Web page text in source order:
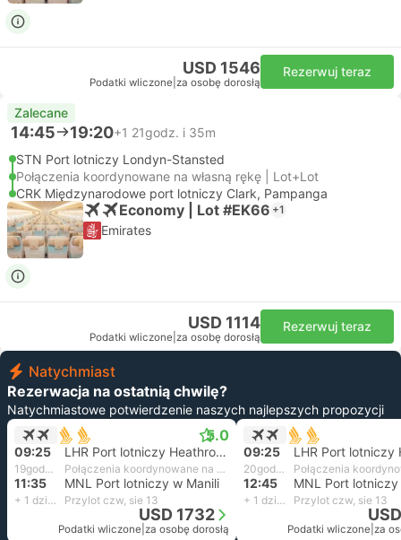
USD 1546
Podatki wliczone za osobę dorosłą
Rezerwuj teraz
Zalecane
14:45 19:20+1 21godz. i 35m
STN Port lotniczy Londyn-Stansted
Połączenia koordynowane na własną rękę | Lot+Lot
CRK Międzynarodowe port lotniczy Clark, Pampanga
Economy | Lot #EK66 +1
Emirates
USD 1114
Podatki wliczone za osobę dorosłą
Rezerwuj teraz
Natychmiast
Rezerwacja na ostatnią chwilę?
Natychmiastowe potwierdzenie naszych najlepszych propozycji
5.0
09:25 LHR Port lotniczy Heathrow, Londyn
19godz. i 10m Połączenia koordynowane na własną rękę
11:35 MNL Port lotniczy w Manili
+ 1 dzień Przylot czw, sie 13
USD 1732
Podatki wliczone za osobę dorosłą
09:25
20godz. i 20m
12:45 MNL Port lotniczy
+ 1 dzień Przylot czw, sie 13
Podatki wliczone za